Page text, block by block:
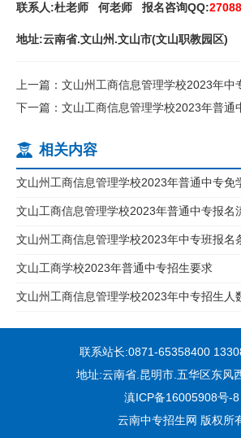
联系人:杜老师 何老师 报名咨询QQ:
地址:云南省.文山州.文山市(文山职教园区)
上一篇：文山州工商信息管理学校2023年中
下一篇：文山工商信息管理学校2023年普通
相关内容
文山州工商信息管理学校2023年普通中专免
文山工商信息管理学校2023年普通中专报名
文山州工商信息管理学校2023年中专班报名
文山工商学校2023年普通中专招生要求
文山州工商信息管理学校2023年中专招生人
联系站长:0871-65358400
地址:云南省.昆明市.五华区东风
滇ICP备16005908号-8
云南中专招生网 版权所